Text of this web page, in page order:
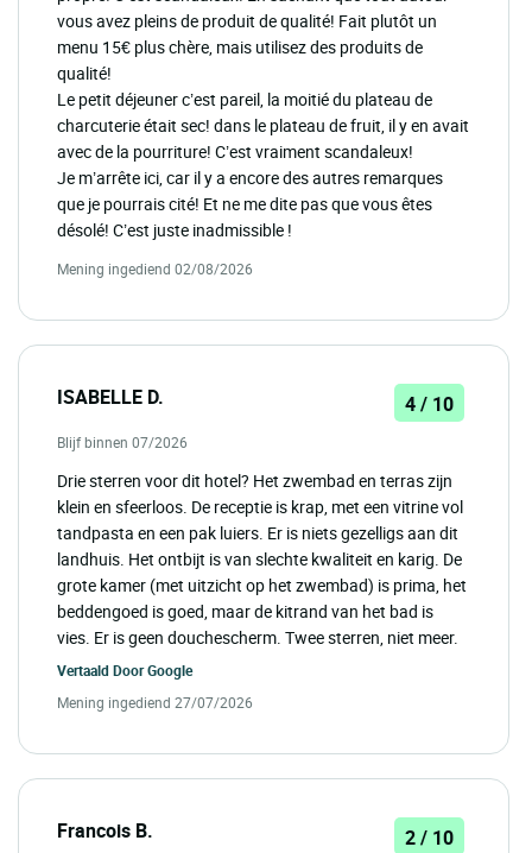
vous avez pleins de produit de qualité! Fait plutôt un
menu 15€ plus chère, mais utilisez des produits de
qualité!
Le petit déjeuner c’est pareil, la moitié du plateau de
charcuterie était sec! dans le plateau de fruit, il y en avait
avec de la pourriture! C’est vraiment scandaleux!
Je m’arrête ici, car il y a encore des autres remarques
que je pourrais cité! Et ne me dite pas que vous êtes
désolé! C’est juste inadmissible !
Mening ingediend 02/08/2026
ISABELLE D. 4 / 10
Blijf binnen 07/2026
Drie sterren voor dit hotel? Het zwembad en terras zijn
klein en sfeerloos. De receptie is krap, met een vitrine vol
tandpasta en een pak luiers. Er is niets gezelligs aan dit
landhuis. Het ontbijt is van slechte kwaliteit en karig. De
grote kamer (met uitzicht op het zwembad) is prima, het
beddengoed is goed, maar de kitrand van het bad is
vies. Er is geen douchescherm. Twee sterren, niet meer.
Vertaald DoorGoogle
Mening ingediend 27/07/2026
Francois B. 2 / 10